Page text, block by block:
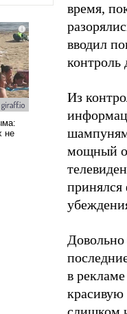
время,
вводил
контроль
Из
мощный
принялся
в
красивую